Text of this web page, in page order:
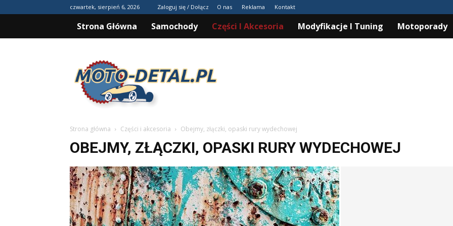
czwartek, sierpień 6, 2026 Zaloguj się / Dołącz O nas Reklama Kontakt
Strona Główna Samochody Części I Akcesoria Modyfikacje I Tuning Motoporady
Moto-
detal.pl
Strona główna Części i akcesoria Obejmy, złączki, opaski rury wydechowej
OBEJMY, ZŁĄCZKI, OPASKI RURY WYDECHOWEJ